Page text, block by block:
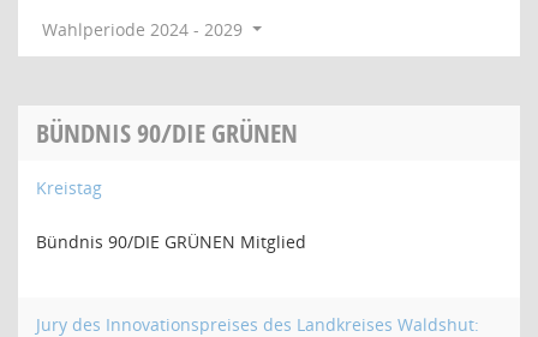
Wahlperiode 2024 - 2029
BÜNDNIS 90/DIE GRÜNEN
Kreistag
Bündnis 90/DIE GRÜNEN Mitglied
Jury des Innovationspreises des Landkreises Waldshut: